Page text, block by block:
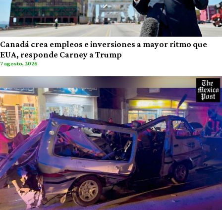
Canadá crea empleos e inversiones a mayor ritmo que
EUA, responde Carney a Trump
7 agosto, 2026